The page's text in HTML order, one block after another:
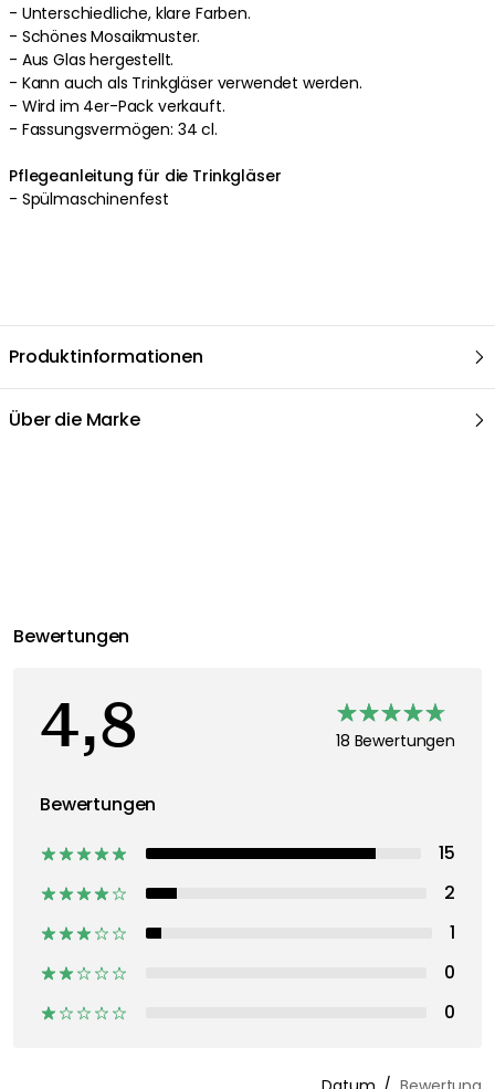
- Unterschiedliche, klare Farben.
- Schönes Mosaikmuster.
- Aus Glas hergestellt.
- Kann auch als Trinkgläser verwendet werden.
- Wird im 4er-Pack verkauft.
- Fassungsvermögen: 34 cl.
Pflegeanleitung für die Trinkgläser
- Spülmaschinenfest
Produktinformationen
Über die Marke
Bewertungen
4,8 18 Bewertungen
Bewertungen
15
2
1
0
0